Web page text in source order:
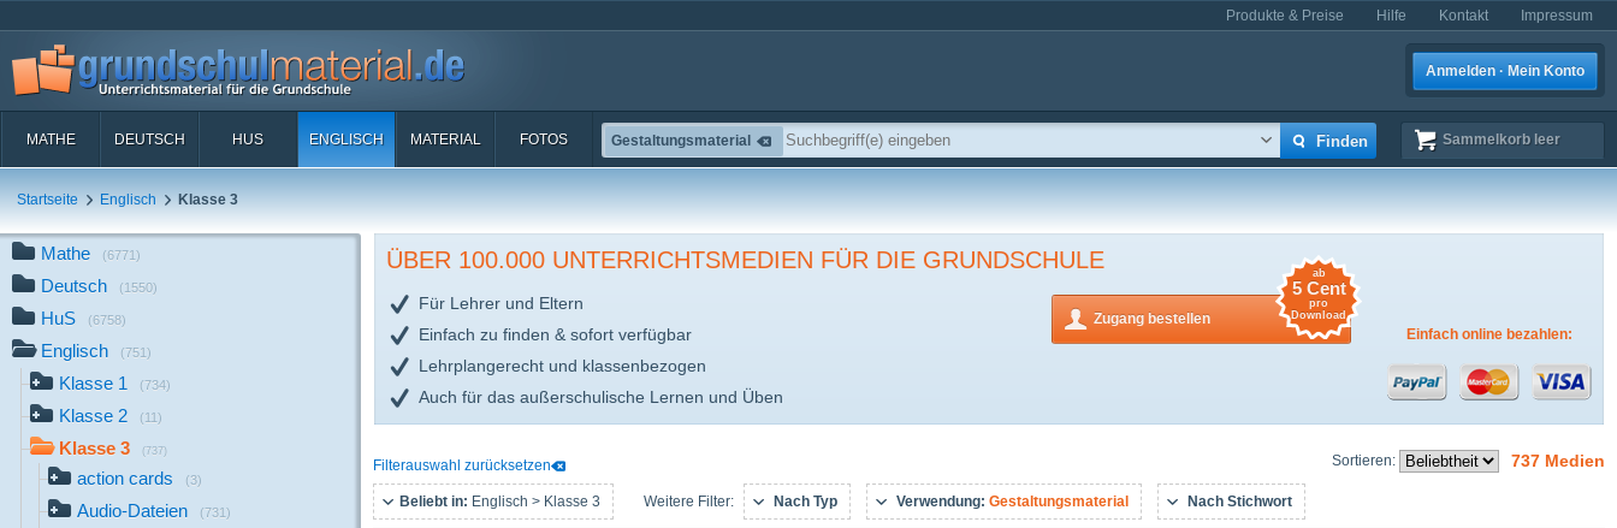
Produkte & Preise Hilfe Kontakt Impressum
Anmelden · Mein Konto
MATHE DEUTSCH HUS ENGLISCH MATERIAL FOTOS Sammelkorb leer
Gestaltungsmaterial
Startseite Englisch Klasse 3
Mathe (6771)
Deutsch (1550)
HuS (6758)
Englisch (751)
Klasse 1 (734)
Klasse 2 (11)
Klasse 3 (737)
action cards (3)
Audio-Dateien (731)
ÜBER 100.000 UNTERRICHTSMEDIEN FÜR DIE GRUNDSCHULE
Für Lehrer und Eltern
Einfach zu finden & sofort verfügbar
Lehrplangerecht und klassenbezogen
Auch für das außerschulische Lernen und Üben
Zugang bestellen
ab
5 Cent
pro
Download
Einfach online bezahlen:
Sortieren: 737 Medien
Filterauswahl zurücksetzen
Beliebt in: Englisch > Klasse 3 Weitere Filter: Nach Typ Verwendung: Gestaltungsmaterial Nach Stichwort